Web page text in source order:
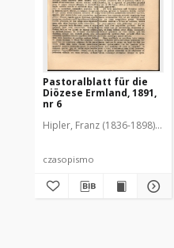
Pastoralblatt für die
Diözese Ermland, 1891,
nr 6
Hipler, Franz (1836-1898). Red.
czasopismo